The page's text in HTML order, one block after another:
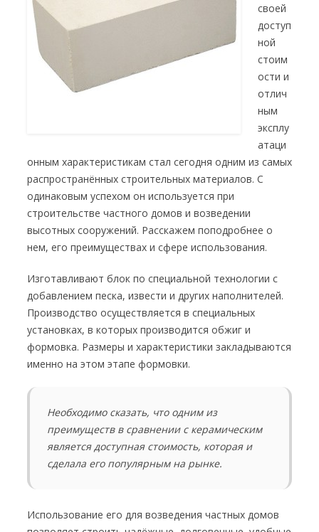
своей
доступ
ной
стоим
ости и
отлич
ным
эксплу
атаци
онным характеристикам стал сегодня одним из самых
распространённых строительных материалов. С
одинаковым успехом он используется при
строительстве частного домов и возведении
высотных сооружений. Расскажем поподробнее о
нем, его преимуществах и сфере использования.
Изготавливают блок по специальной технологии с
добавлением песка, извести и других наполнителей.
Производство осуществляется в специальных
установках, в которых производится обжиг и
формовка. Размеры и характеристики закладываются
именно на этом этапе формовки.
Необходимо сказать, что одним из
преимуществ в сравнении с керамическим
является доступная стоимость, которая и
сделала его популярным на рынке.
Использование его для возведения частных домов